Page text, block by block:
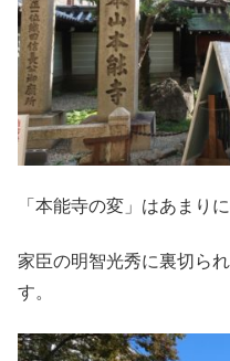
「本能寺の変」はあまり
家臣の明智光秀に裏切ら
す。